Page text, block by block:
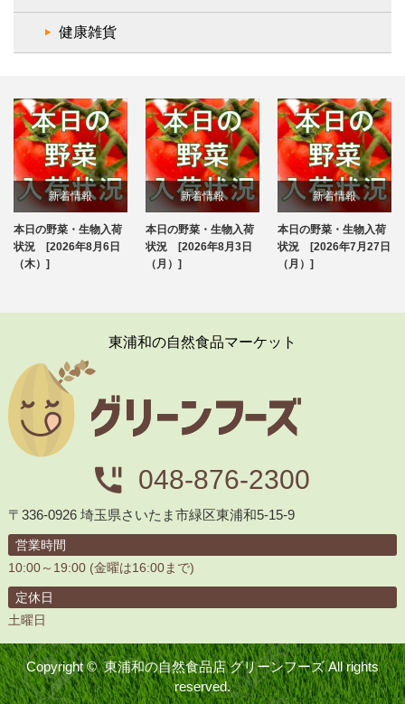
健康雑貨
新着情報
ブログ
本日の野菜・生物入荷
状況 [2026年8月6日
（木）]
新着情報
ブログ
本日の野菜・生物入荷
状況 [2026年8月3日
（月）]
新着情報
ブログ
本日の野菜・生物入荷
状況 [2026年7月27日
（月）]
東浦和の自然食品マーケット
048-876-2300
〒336-0926 埼玉県さいたま市緑区東浦和5-15-9
営業時間
10:00～19:00 (金曜は16:00まで)
定休日
土曜日
Copyright ©東浦和の自然食品店 グリーンフーズAll rights
reserved.